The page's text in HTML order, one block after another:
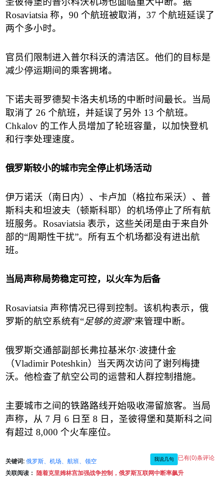
Rosaviatsia 称， 90 个航班被取消， 37 个航班延误了
两个多小时。
官员们限制进入普尔科沃的清洁区。他们的目标是
减少停运期间的乘客拥堵。
下诺夫哥罗德契卡洛夫机场的中断时间最长。当局
取消了 26 个航班，并延误了另外 13 个航班。
Chkalov 的工作人员增加了轮班容量，以加快登机
和行李处理速度。
俄罗斯较小的城市完全停止机场活动
伊万诺沃（南日内）、卡卢加（格拉布采沃）、普
斯科夫和坦波夫（顿斯科耶）的机场停止了所有航
班服务。 Rosaviatsia 表示，这些关闭是由于来自外
部的“周期性干扰”。所有五个机场都没有进出航
班。
当局声称局势稳定可控，以火车为后备
Rosaviatsia 声称情况已得到控制。该机构表示，俄
罗斯的航空系统有“足够的资源”来管理中断。
俄罗斯交通部副部长弗拉基米尔·波捷什金
（Vladimir Poteshkin）
当天两次访问了谢列梅捷
沃。他检查了航空公司的运营和人群控制措施。
主要城市之间的铁路路线开始吸收滞留旅客。当局
声称，从 7 月 6 日至 8 日，圣彼得堡和莫斯科之间
有超过 8,000 个火车座位。
关键词: 俄罗斯、机场、航班、领空 我说几句 已有(0)条评论
关联阅读： 随着克里姆林宫加强战争控制，俄罗斯互联网中断率飙升